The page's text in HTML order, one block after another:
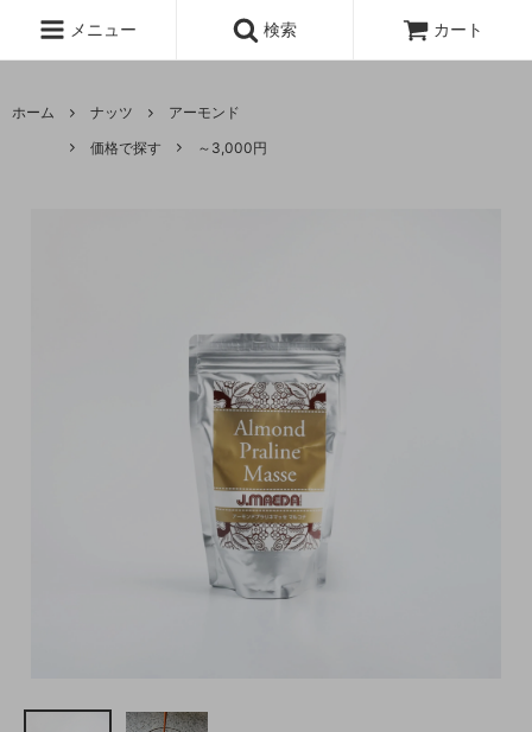
メニュー 検索 カート
ホーム ナッツ
アーモンド
価格で探す
～3,000円